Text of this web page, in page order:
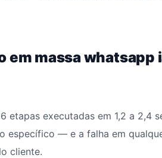
em massa whatsapp
etapas executadas em 1,2 a 2,4
específico — e a falha em
cliente.